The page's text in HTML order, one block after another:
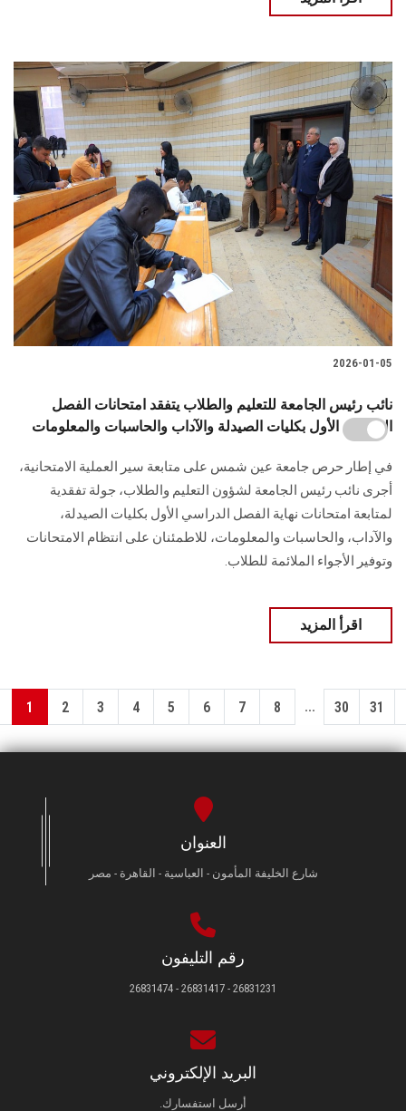
2026-01-05
نائب رئيس الجامعة للتعليم والطلاب يتفقد امتحانات الفصل
الدراسي الأول بكليات الصيدلة والآداب والحاسبات والمعلومات
في إطار حرص جامعة عين شمس على متابعة سير العملية الامتحانية،
أجرى نائب رئيس الجامعة لشؤون التعليم والطلاب، جولة تفقدية
لمتابعة امتحانات نهاية الفصل الدراسي الأول بكليات الصيدلة،
والآداب، والحاسبات والمعلومات، للاطمئنان على انتظام الامتحانات
وتوفير الأجواء الملائمة للطلاب.
اقرأ المزيد
1 2 3 4 5 6 7 8 ... 30 31
العنوان
شارع الخليفة المأمون - العباسية - القاهرة - مصر
رقم التليفون
26831231 - 26831417 - 26831474
البريد الإلكتروني
أرسل استفسارك.